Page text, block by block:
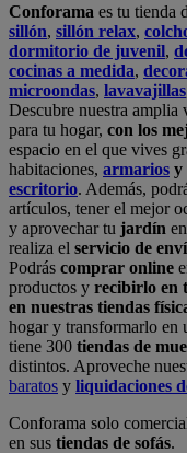
Conforama es tu tienda
sillón, sillón relax,
dormitorio de juvenil,
cocinas a medida,
microondas, lavavajillas
Descubre nuestra amplia
para tu hogar, con los
espacio en el que vives
habitaciones, armarios y
escritorio. Además,
artículos, tener el mejor
y aprovechar tu jardín
realiza el servicio de
Podrás comprar online
productos y recibirlo en
en nuestras tiendas
hogar y transformarlo en
tiene 300 tiendas de
distintos. Aproveche
baratos y liquidaciones
Conforama solo
en sus tiendas de sofás.